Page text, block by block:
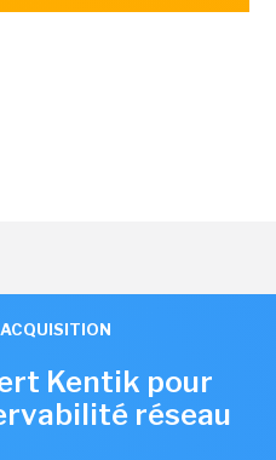
ACQUISITION
Kentik pour
réseau